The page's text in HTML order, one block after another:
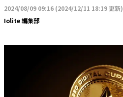
2024/08/09 09:16 (2024/12/11 18:19 更新)
Iolite 編集部